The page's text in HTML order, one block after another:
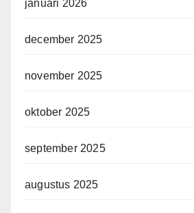
januari 2026
december 2025
november 2025
oktober 2025
september 2025
augustus 2025